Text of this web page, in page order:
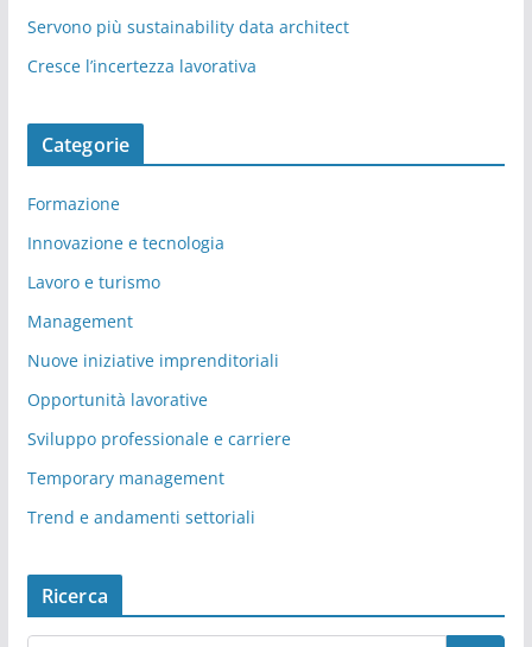
Servono più sustainability data architect
Cresce l’incertezza lavorativa
Categorie
Formazione
Innovazione e tecnologia
Lavoro e turismo
Management
Nuove iniziative imprenditoriali
Opportunità lavorative
Sviluppo professionale e carriere
Temporary management
Trend e andamenti settoriali
Ricerca